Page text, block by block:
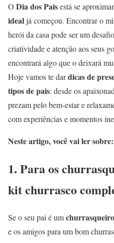
O Dia dos Paisestá se
idealjá começou. Encontrar o
herói da casa pode ser um
criatividade e atenção aos seus
encontrará algo que o deixará
Hoje vamos te dardicas de
tipos de pais: desde os
prezam pelo bem-estar e
com experiências e momentos
Neste artigo, você vai ler sobre:
1. Para os
kit churrasco
Se o seu pai é umchurrasqueiro
e os amigos para um bom